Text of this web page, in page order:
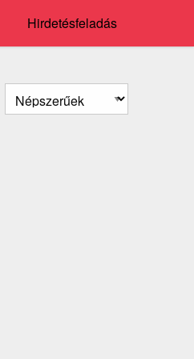
Hirdetésfeladás